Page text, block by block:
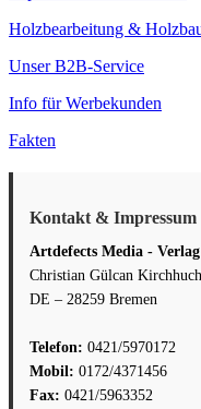
Holzbearbeitung &
Unser B2B-Service
Info für Werbekunden
Fakten
Kontakt & Impressum
Artdefects Media - Verlag
Christian Gülcan
DE – 28259 Bremen
Telefon: 0421/5970172
Mobil: 0172/4371456
Fax: 0421/5963352